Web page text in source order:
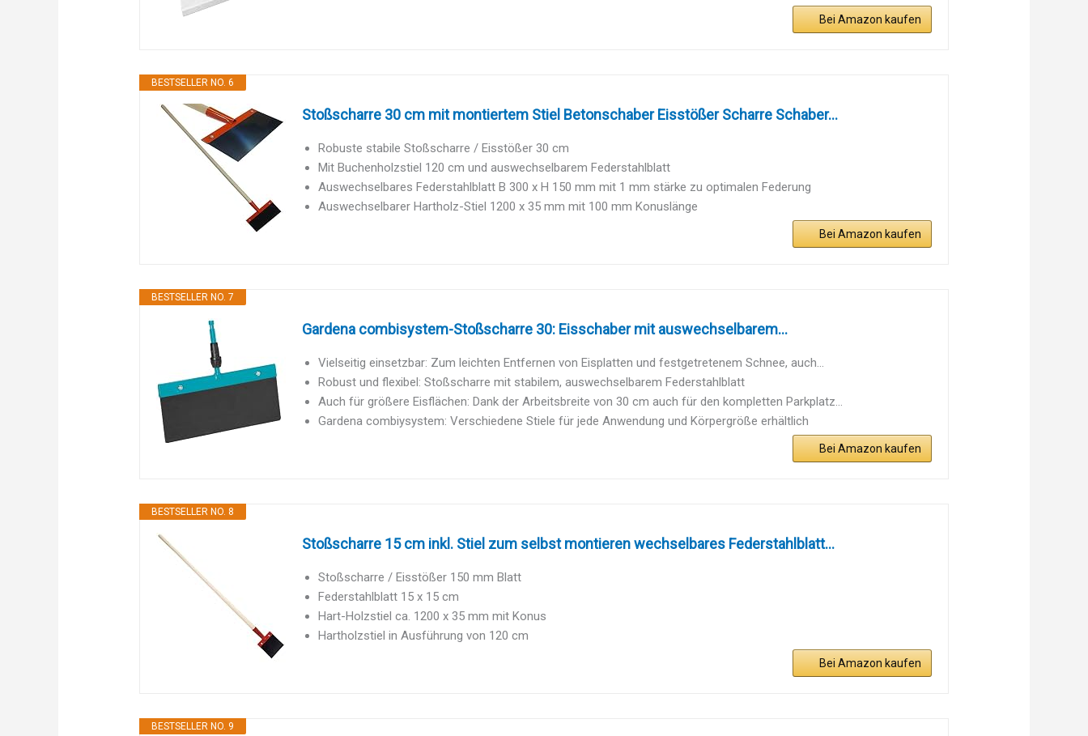
Bei Amazon kaufen
BESTSELLER NO. 6
Stoßscharre 30 cm mit montiertem Stiel Betonschaber Eisstößer Scharre Schaber...
Robuste stabile Stoßscharre / Eisstößer 30 cm
Mit Buchenholzstiel 120 cm und auswechselbarem Federstahlblatt
Auswechselbares Federstahlblatt B 300 x H 150 mm mit 1 mm stärke zu optimalen Federung
Auswechselbarer Hartholz-Stiel 1200 x 35 mm mit 100 mm Konuslänge
Bei Amazon kaufen
BESTSELLER NO. 7
Gardena combisystem-Stoßscharre 30: Eisschaber mit auswechselbarem...
Vielseitig einsetzbar: Zum leichten Entfernen von Eisplatten und festgetretenem Schnee, auch...
Robust und flexibel: Stoßscharre mit stabilem, auswechselbarem Federstahlblatt
Auch für größere Eisflächen: Dank der Arbeitsbreite von 30 cm auch für den kompletten Parkplatz...
Gardena combiysystem: Verschiedene Stiele für jede Anwendung und Körpergröße erhältlich
Bei Amazon kaufen
BESTSELLER NO. 8
Stoßscharre 15 cm inkl. Stiel zum selbst montieren wechselbares Federstahlblatt...
Stoßscharre / Eisstößer 150 mm Blatt
Federstahlblatt 15 x 15 cm
Hart-Holzstiel ca. 1200 x 35 mm mit Konus
Hartholzstiel in Ausführung von 120 cm
Bei Amazon kaufen
BESTSELLER NO. 9